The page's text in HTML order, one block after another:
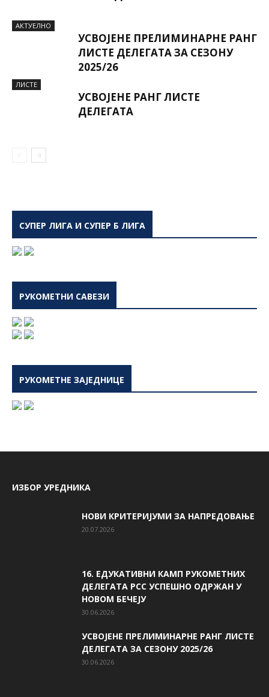
AКТУЕЛНО
УСВОЈЕНЕ ПРЕЛИМИНАРНЕ РАНГ
ЛИСТЕ ДЕЛЕГАТА ЗА СЕЗОНУ
2025/26
ЛИСТЕ
УСВОЈЕНЕ РАНГ ЛИСТЕ
ДЕЛЕГАТА
СУПЕР ЛИГА И СУПЕР Б ЛИГА
РУКОМЕТНИ САВЕЗИ
РУКОМЕТНЕ ЗАЈЕДНИЦЕ
ИЗБОР УРЕДНИКА
НОВИ КРИТЕРИЈУМИ ЗА НАПРЕДОВАЊЕ
20.07.2026
16. ЕДУКАТИВНИ КАМП РУКОМЕТНИХ
ДЕЛЕГАТА РСС УСПЕШНО ОДРЖАН У
НОВОМ БЕЧЕЈУ
30.06.2026
УСВОЈЕНЕ ПРЕЛИМИНАРНЕ РАНГ ЛИСТЕ
ДЕЛЕГАТА ЗА СЕЗОНУ 2025/26
30.06.2026